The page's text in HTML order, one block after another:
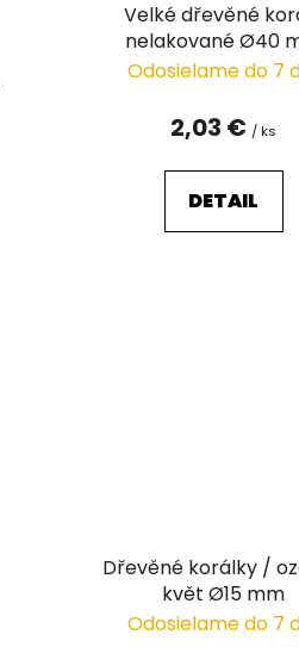
Velké dřevěné
nelakované Ø40
Odosielame do 7
2,03 € / ks
DETAIL
Dřevěné korálky /
květ Ø15 mm
Odosielame do 7